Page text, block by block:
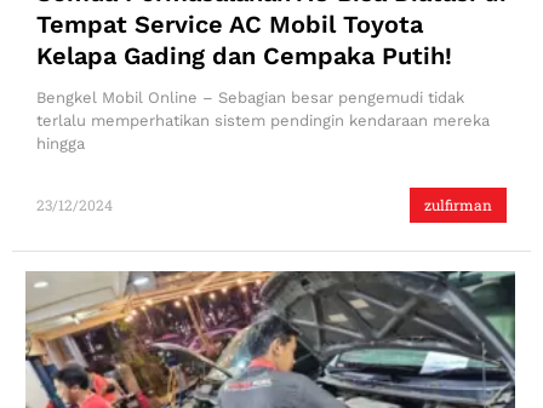
Tempat Service AC Mobil Toyota
Kelapa Gading dan Cempaka Putih!
zulfirman
23/12/2024
Bengkel Mobil Online – Sebagian besar pengemudi tidak
terlalu memperhatikan sistem pendingin kendaraan mereka
hingga